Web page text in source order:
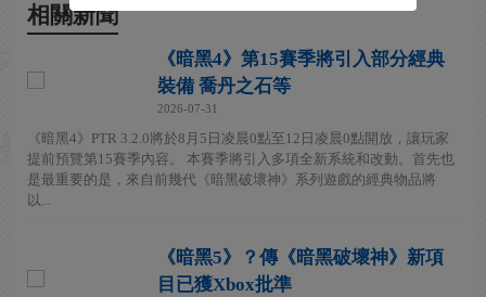
相關新聞
《暗黑4》第15賽季將引入部分經典
裝備 喬丹之石等
2026-07-31
《暗黑4》PTR 3.2.0將於8月5日凌晨0點至12日凌晨0點開放，讓玩家
提前預覽第15賽季內容。 本賽季將引入多項全新系統和改動。首先也
是最重要的是，來自前幾代《暗黑破壞神》系列遊戲的經典物品將
以...
《暗黑5》？傳《暗黑破壞神》新項
目已獲Xbox批準